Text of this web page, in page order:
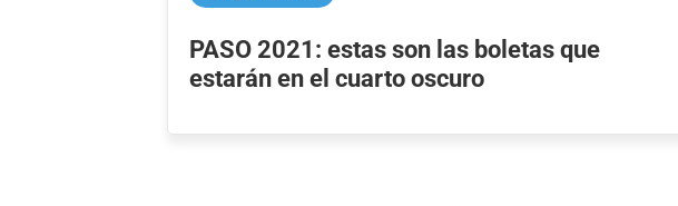
PASO 2021: estas son las boletas que
estarán en el cuarto oscuro